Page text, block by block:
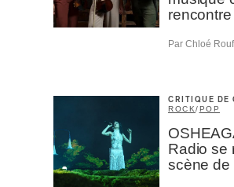
rencontre
Par Chloé
CRITIQUE DE
ROCK/POP
Radio se
scène de